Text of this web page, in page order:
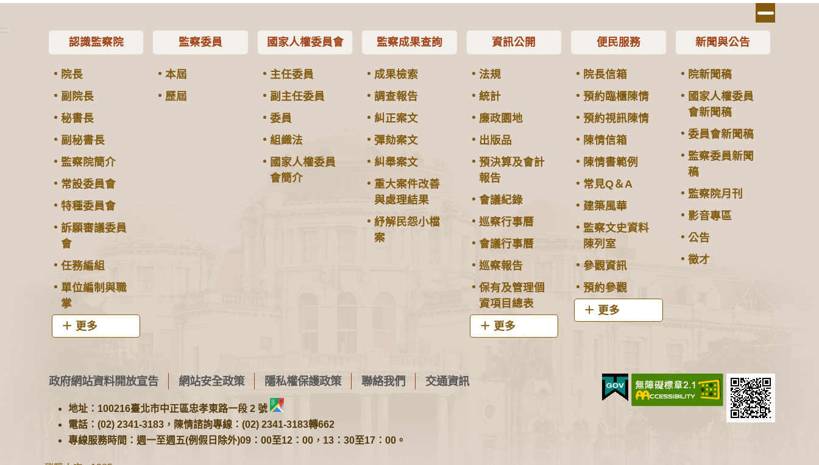
:::
認識監察院
院長
副院長
秘書長
副秘書長
監察院簡介
常設委員會
特種委員會
訴願審議委員
會
任務編組
單位編制與職
掌
更多
監察委員
本屆
歷屆
國家人權委員會
主任委員
副主任委員
委員
組織法
國家人權委員
會簡介
監察成果查詢
成果檢索
調查報告
糾正案文
彈劾案文
糾舉案文
重大案件改善
與處理結果
紓解民怨小檔
案
資訊公開
法規
統計
廉政園地
出版品
預決算及會計
報告
會議紀錄
巡察行事曆
會議行事曆
巡察報告
保有及管理個
資項目總表
更多
便民服務
院長信箱
預約臨櫃陳情
預約視訊陳情
陳情信箱
陳情書範例
常見Q＆A
建築風華
監察文史資料
陳列室
參觀資訊
預約參觀
更多
新聞與公告
院新聞稿
國家人權委員
會新聞稿
委員會新聞稿
監察委員新聞
稿
監察院月刊
影音專區
公告
徵才
政府網站資料開放宣告 網站安全政策 隱私權保護政策 聯絡我們 交通資訊
地址：100216臺北市中正區忠孝東路一段 2 號
電話：(02) 2341-3183，陳情諮詢專線：(02) 2341-3183轉662
專線服務時間：週一至週五(例假日除外)09：00至12：00，13：30至17：00。